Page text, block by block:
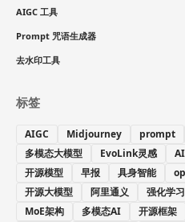
AIGC 工具
Prompt 咒语生成器
去水印工具
标签
AIGC Midjourney prompt
多模态大模型
EvoLink灵感
开源模型
早报 具身智能
开源大模型
阿里通义 强化学习
MoE架构
多模态AI 开源框架